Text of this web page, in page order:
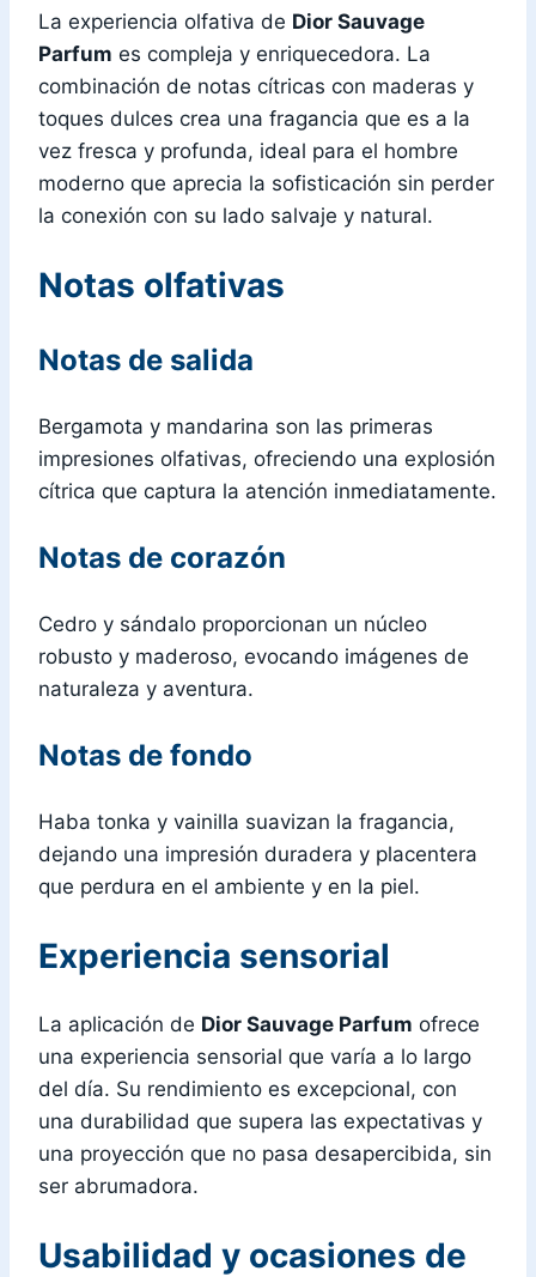
La experiencia olfativa de Dior Sauvage
Parfum es compleja y enriquecedora. La
combinación de notas cítricas con maderas y
toques dulces crea una fragancia que es a la
vez fresca y profunda, ideal para el hombre
moderno que aprecia la sofisticación sin perder
la conexión con su lado salvaje y natural.
Notas olfativas
Notas de salida
Bergamota y mandarina son las primeras
impresiones olfativas, ofreciendo una explosión
cítrica que captura la atención inmediatamente.
Notas de corazón
Cedro y sándalo proporcionan un núcleo
robusto y maderoso, evocando imágenes de
naturaleza y aventura.
Notas de fondo
Haba tonka y vainilla suavizan la fragancia,
dejando una impresión duradera y placentera
que perdura en el ambiente y en la piel.
Experiencia sensorial
La aplicación de Dior Sauvage Parfum ofrece
una experiencia sensorial que varía a lo largo
del día. Su rendimiento es excepcional, con
una durabilidad que supera las expectativas y
una proyección que no pasa desapercibida, sin
ser abrumadora.
Usabilidad y ocasiones de